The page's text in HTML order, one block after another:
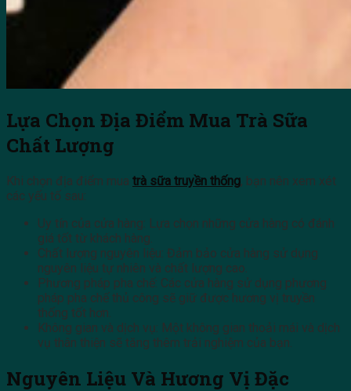
Lựa Chọn Địa Điểm Mua Trà Sữa
Chất Lượng
Khi chọn địa điểm mua trà sữa truyền thống, bạn nên xem xét
các yếu tố sau:
Uy tín của cửa hàng: Lựa chọn những cửa hàng có đánh
giá tốt từ khách hàng.
Chất lượng nguyên liệu: Đảm bảo cửa hàng sử dụng
nguyên liệu tự nhiên và chất lượng cao.
Phương pháp pha chế: Các cửa hàng sử dụng phương
pháp pha chế thủ công sẽ giữ được hương vị truyền
thống tốt hơn.
Không gian và dịch vụ: Một không gian thoải mái và dịch
vụ thân thiện sẽ tăng thêm trải nghiệm của bạn.
Nguyên Liệu Và Hương Vị Đặc